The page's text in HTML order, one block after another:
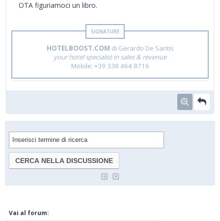
OTA figuriamoci un libro.
HOTELBOOST.COM di Gerardo De Santis
your hotel specialist in sales & revenue
Mobile: +39 338 464 8716
Vai al forum: